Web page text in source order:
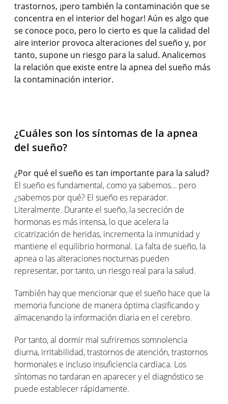
trastornos, ¡pero también la contaminación que se
concentra en el interior del hogar! Aún es algo que
se conoce poco, pero lo cierto es que la calidad del
aire interior provoca alteraciones del sueño y, por
tanto, supone un riesgo para la salud. Analicemos
la relación que existe entre la apnea del sueño más
la contaminación interior.
¿Cuáles son los síntomas de la apnea
del sueño?
¿Por qué el sueño es tan importante para la salud?
El sueño es fundamental, como ya sabemos… pero
¿sabemos por qué? El sueño es reparador.
Literalmente. Durante el sueño, la secreción de
hormonas es más intensa, lo que acelera la
cicatrización de heridas, incrementa la inmunidad y
mantiene el equilibrio hormonal. La falta de sueño, la
apnea o las alteraciones nocturnas pueden
representar, por tanto, un riesgo real para la salud.
También hay que mencionar que el sueño hace que la
memoria funcione de manera óptima clasificando y
almacenando la información diaria en el cerebro.
Por tanto, al dormir mal sufriremos somnolencia
diurna, irritabilidad, trastornos de atención, trastornos
hormonales e incluso insuficiencia cardiaca. Los
síntomas no tardaran en aparecer y el diagnóstico se
puede establecer rápidamente.